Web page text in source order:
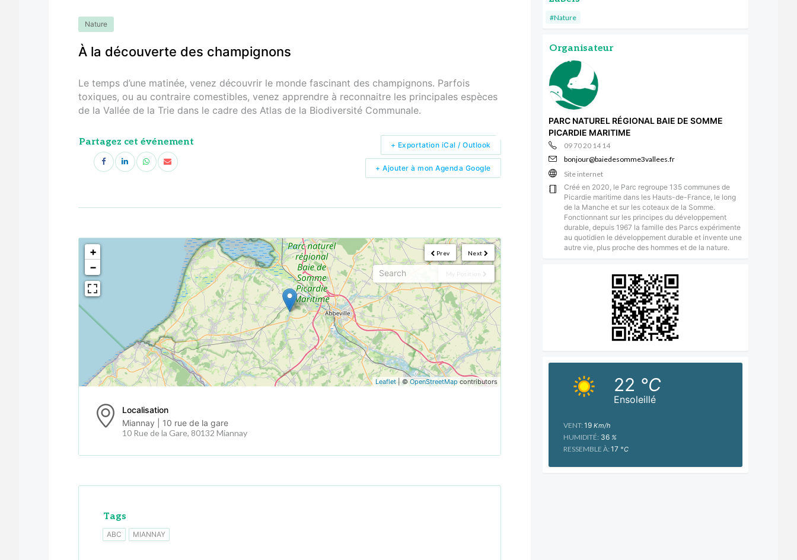
Nature
À la découverte des champignons
Le temps d’une matinée, venez découvrir le monde fascinant des champignons. Parfois
toxiques, ou au contraire comestibles, venez apprendre à reconnaitre les principales espèces
de la Vallée de la Trie dans le cadre des Atlas de la Biodiversité Communale.
Partagez cet événement
+ Ajouter à mon Agenda Google
+ Exportation iCal / Outlook
Next
Prev
My Position
<!---->
+
−
Leaflet| ©OpenStreetMap contributors
Localisation
Miannay | 10 rue de la gare
10 Rue de la Gare, 80132 Miannay
Tags
ABC MIANNAY
#Nature
Organisateur
PARC NATUREL RÉGIONAL BAIE DE SOMME
PICARDIE MARITIME
09 70 20 14 14
bonjour@baiedesomme3vallees.fr
Site internet
Créé en 2020, le Parc regroupe 135 communes de
Picardie maritime dans les Hauts-de-France, le long
de la Manche et sur les coteaux de la Somme.
Fonctionnant sur les principes du développement
durable, depuis 1967 la famille des Parcs expérimente
au quotidien le développement durable et invente une
autre vie, plus proche des hommes et de la nature.
Ensoleillé
22 °C
VENT: 19Km/h
HUMIDITÉ: 36%
RESSEMBLE À: 17 °C